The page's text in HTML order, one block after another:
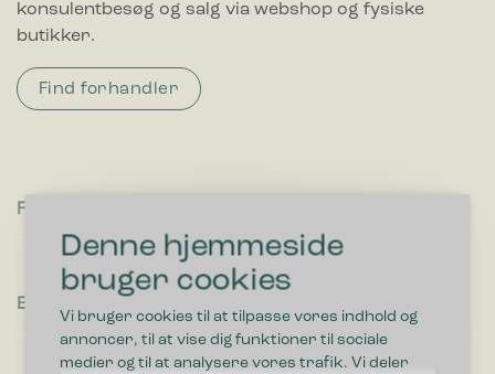
Denne hjemmeside
bruger cookies
Vi bruger cookies til at tilpasse vores indhold og
annoncer, til at vise dig funktioner til sociale
medier og til at analysere vores trafik. Vi deler
konsulentbesøg og salg via webshop og fysiske
butikker.
Find forhandler
Fornavn
Efternavn